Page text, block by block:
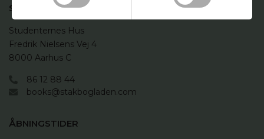
STAKBOGLADEN A/S
Studenternes Hus
Fredrik Nielsens Vej 4
8000 Aarhus C
86 12 88 44
books@stakbogladen.com
ÅBNINGSTIDER